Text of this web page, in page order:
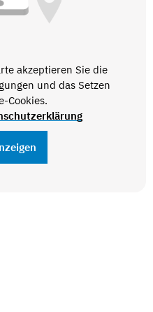
akzeptieren Sie die
und das Setzen
Cookies.